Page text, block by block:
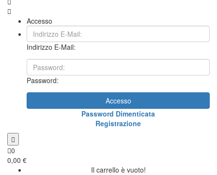
Accesso
Indirizzo E-Mail:
Password:
Accesso
Password Dimenticata
Registrazione
0
0,00 €
Il carrello è vuoto!